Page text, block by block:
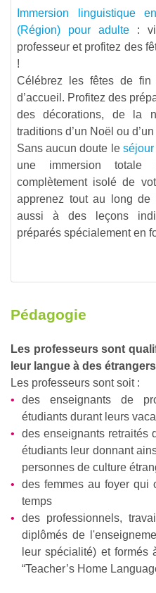
Immersion linguistique
(Région) pour adulte:
professeur et profitez des
!
Célébrez les fêtes de fin
d’accueil. Profitez des
des décorations, de la
traditions d’un Noël ou
Sans aucun doute le
une immersion totale
complètement isolé de
apprenez tout au long
aussi à des leçons
préparés spécialement en
Pédagogie
Les professeurs sont
leur langue à des
Les professeurs sont soit :
des enseignants de
étudiants durant leurs
des enseignants retraités
étudiants leur donnant
personnes de culture
des femmes au foyer qui
temps
des professionnels,
diplômés de
leur spécialité) et formés
“Teacher’s Home